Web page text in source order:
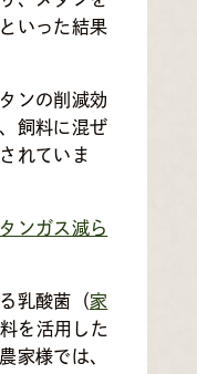
いった結果
ンの削減効
飼料に混ぜ
れていま
ンガス減ら
乳酸菌（家
を活用した
家様では、